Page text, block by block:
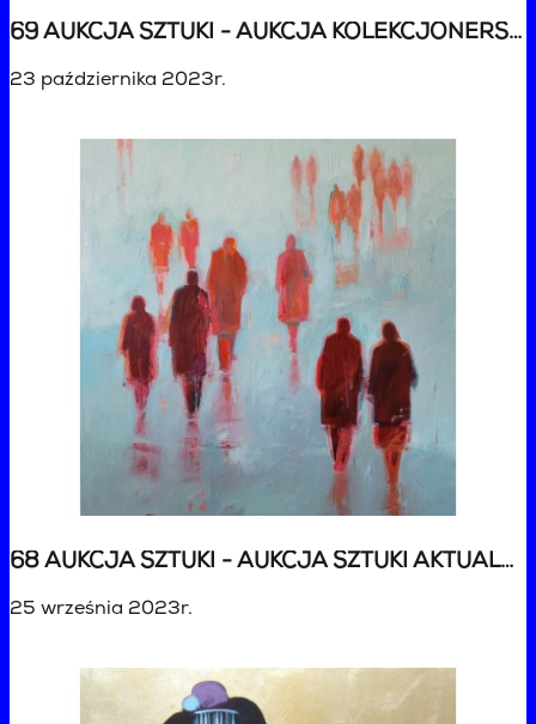
69 AUKCJA SZTUKI - AUKCJA KOLEKCJONERSKA
23 października 2023r.
68 AUKCJA SZTUKI - AUKCJA SZTUKI AKTUALNEJ
25 września 2023r.